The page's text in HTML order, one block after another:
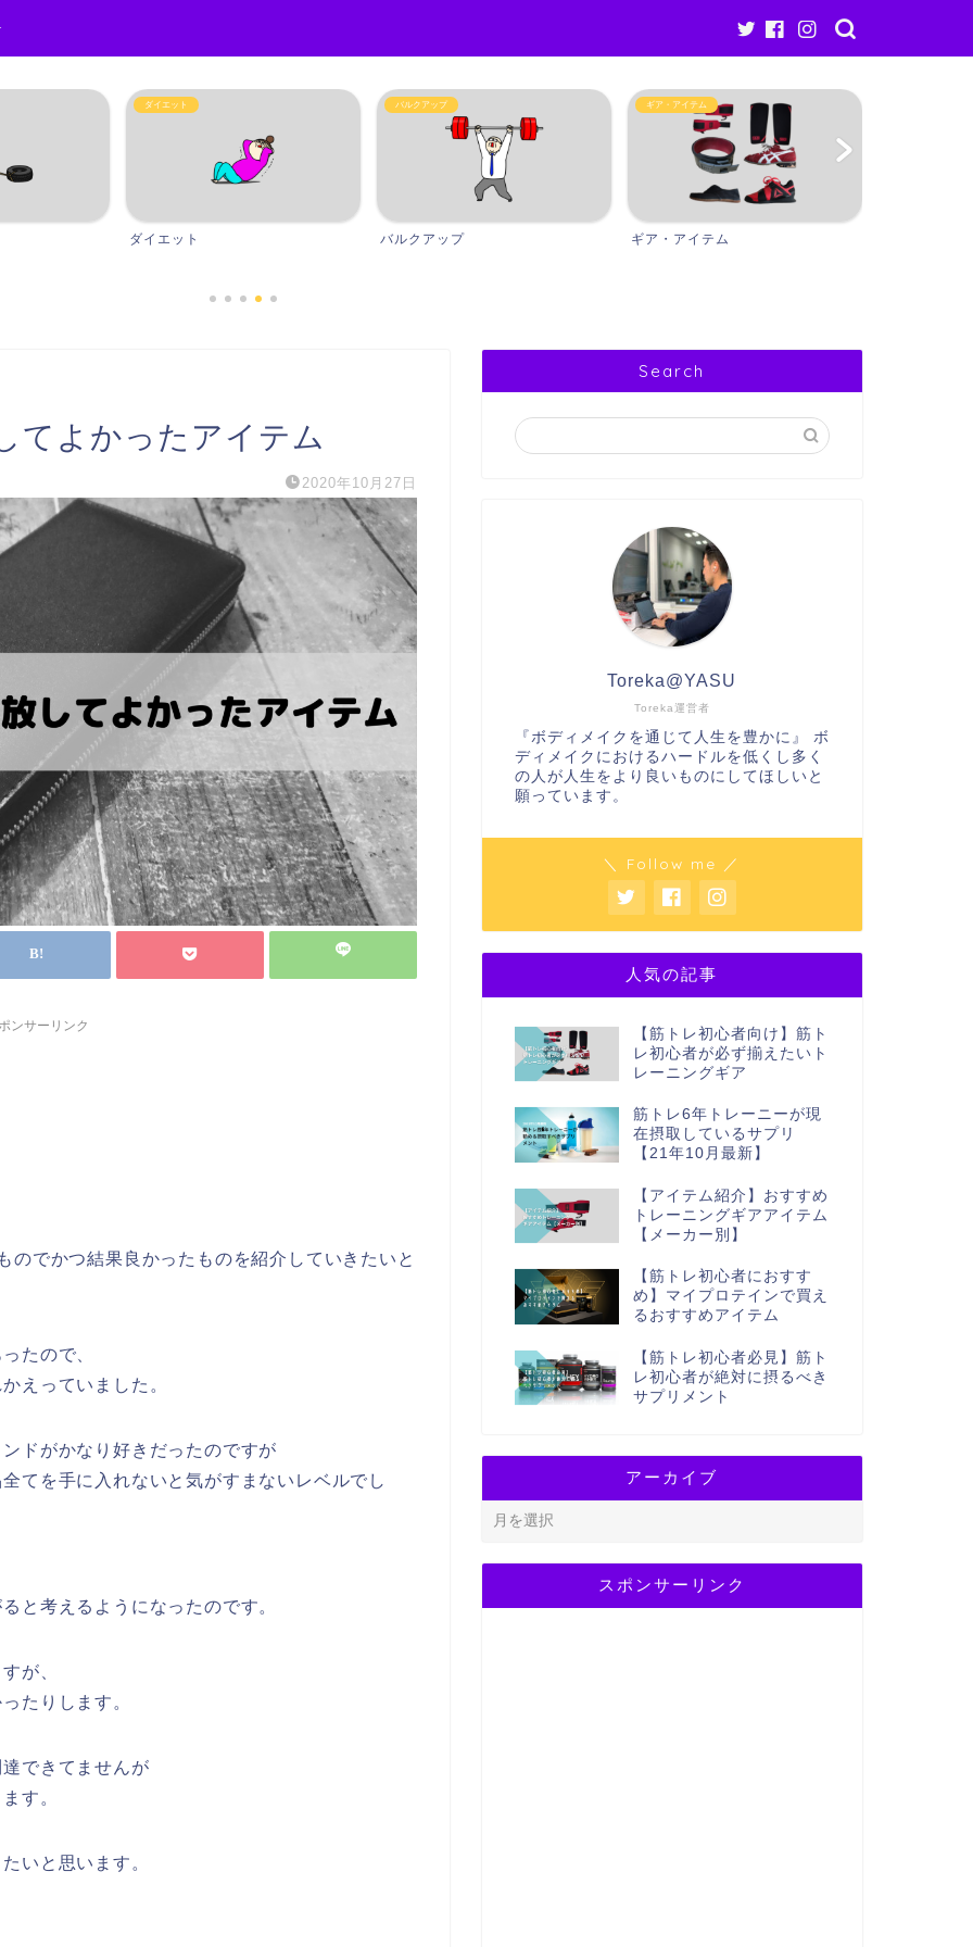
ダイエット
ダイエット
バルクアップ
バルクアップ
ギア・アイテム
ギア・アイテム
てよかったアイテム
2020年10月27日
ンサーリンク
のでかつ結果良かったものを紹介していきたいと
たので、
えっていました。
ドがかなり好きだったのですが
てを手に入れないと気がすまないレベルでし
と考えるようになったのです。
が、
たりします。
できてませんが
す。
いと思います。
Search
Toreka運営者
Toreka@YASU
『ボディメイクを通じて人生を豊かに』 ボ
ディメイクにおけるハードルを低くし多く
の人が人生をより良いものにしてほしいと
願っています。
＼ Follow me ／
人気の記事
【筋トレ初心者向け】筋ト
レ初心者が必ず揃えたいト
レーニングギア
筋トレ6年トレーニーが現
在摂取しているサプリ
【21年10月最新】
【アイテム紹介】おすすめ
トレーニングギアアイテム
【メーカー別】
【筋トレ初心者におすす
め】マイプロテインで買え
るおすすめアイテム
【筋トレ初心者必見】筋ト
レ初心者が絶対に摂るべき
サプリメント
アーカイブ
スポンサーリンク